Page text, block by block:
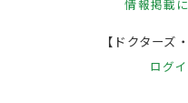
情報掲載
【ドクターズ
ログ